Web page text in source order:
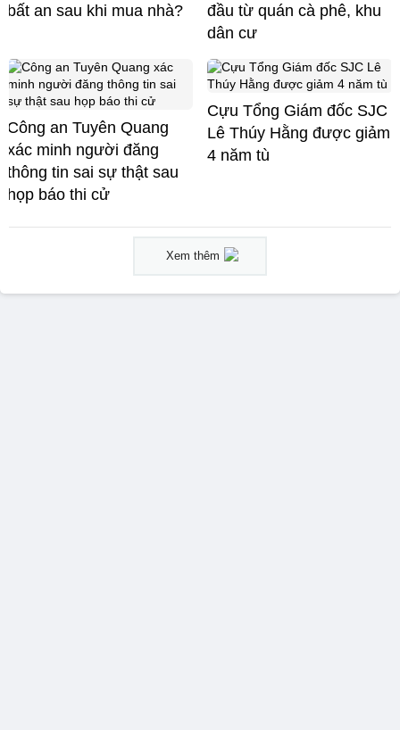
bất an sau khi mua nhà?
đầu từ quán cà phê, khu
dân cư
Công an Tuyên Quang
xác minh người đăng
thông tin sai sự thật sau
họp báo thi cử
Cựu Tổng Giám đốc SJC
Lê Thúy Hằng được giảm
4 năm tù
Xem thêm